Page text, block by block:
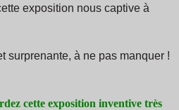
exposition nous captive à
surprenante, à ne pas manquer !
cette exposition inventive très